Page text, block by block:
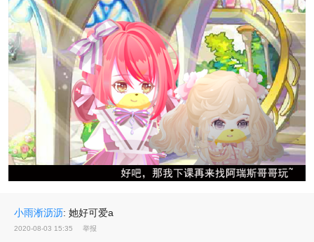
小雨淅沥沥: 她好可爱a
2020-08-03 15:35 举报